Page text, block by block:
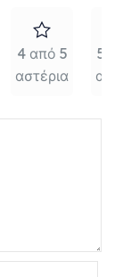
4 από 5
αστέρια
5